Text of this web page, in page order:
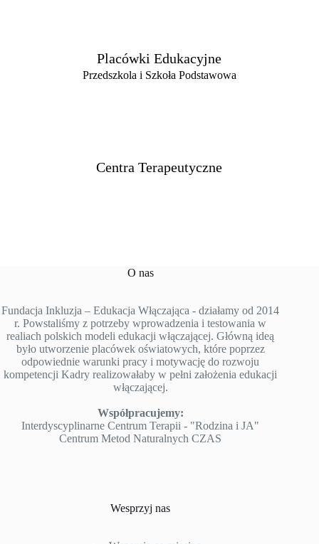
Placówki Edukacyjne
Przedszkola i Szkoła Podstawowa
Centra Terapeutyczne
O nas
Fundacja Inkluzja – Edukacja Włączająca - działamy od 2014
r. Powstaliśmy z potrzeby wprowadzenia i testowania w
realiach polskich modeli edukacji włączającej. Główną ideą
było utworzenie placówek oświatowych, które poprzez
odpowiednie warunki pracy i motywację do rozwoju
kompetencji Kadry realizowałaby w pełni założenia edukacji
włączającej.
Współpracujemy:
Interdyscyplinarne Centrum Terapii - "Rodzina i JA"
Centrum Metod Naturalnych CZAS
Wesprzyj nas